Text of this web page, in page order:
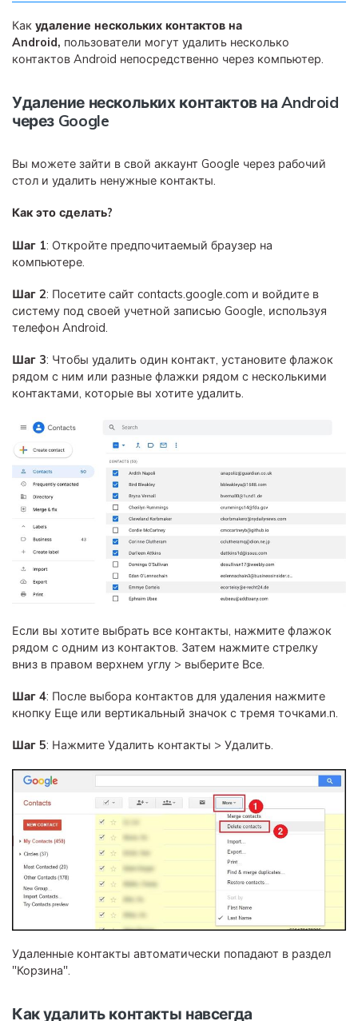
Как удаление нескольких контактов на
Android, пользователи могут удалить несколько
контактов Android непосредственно через компьютер.
Удаление нескольких контактов на Android
через Google
Вы можете зайти в свой аккаунт Google через рабочий
стол и удалить ненужные контакты.
Как это сделать?
Шаг 1: Откройте предпочитаемый браузер на
компьютере.
Шаг 2: Посетите сайт contacts.google.com и войдите в
систему под своей учетной записью Google, используя
телефон Android.
Шаг 3: Чтобы удалить один контакт, установите флажок
рядом с ним или разные флажки рядом с несколькими
контактами, которые вы хотите удалить.
Если вы хотите выбрать все контакты, нажмите флажок
рядом с одним из контактов. Затем нажмите стрелку
вниз в правом верхнем углу > выберите Все.
Шаг 4: После выбора контактов для удаления нажмите
кнопку Еще или вертикальный значок с тремя точками.n.
Шаг 5: Нажмите Удалить контакты > Удалить.
Удаленные контакты автоматически попадают в раздел
"Корзина".
Как удалить контакты навсегда